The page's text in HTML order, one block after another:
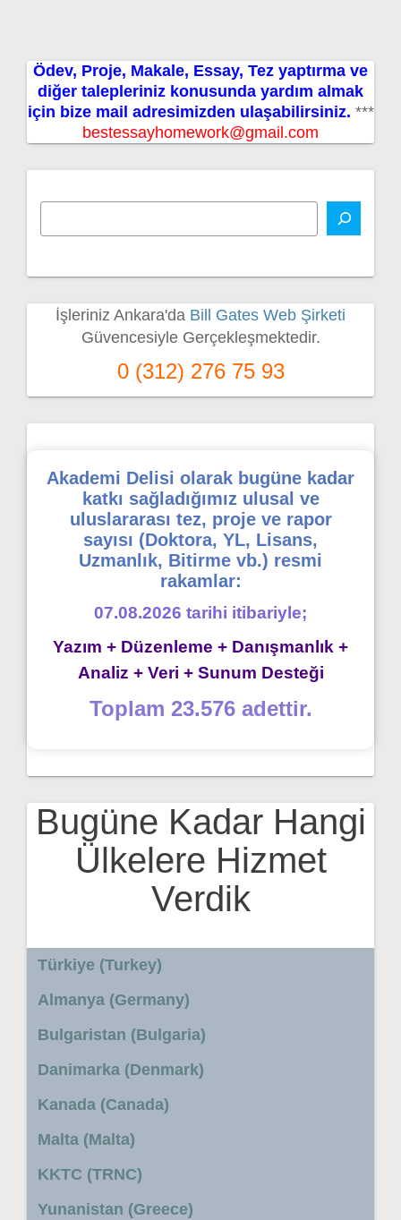
Ödev, Proje, Makale, Essay, Tez yaptırma ve
diğer talepleriniz konusunda yardım almak
için bize mail adresimizden ulaşabilirsiniz. ***
bestessayhomework@gmail.com
İşleriniz Ankara'da Bill Gates Web Şirketi
Güvencesiyle Gerçekleşmektedir.
0 (312) 276 75 93
Akademi Delisi olarak bugüne kadar
katkı sağladığımız ulusal ve
uluslararası tez, proje ve rapor
sayısı (Doktora, YL, Lisans,
Uzmanlık, Bitirme vb.) resmi
rakamlar:
07.08.2026 tarihi itibariyle;
Yazım + Düzenleme + Danışmanlık +
Analiz + Veri + Sunum Desteği
Toplam 23.576 adettir.
Bugüne Kadar Hangi
Ülkelere Hizmet
Verdik
Türkiye (Turkey)
Almanya (Germany)
Bulgaristan (Bulgaria)
Danimarka (Denmark)
Kanada (Canada)
Malta (Malta)
KKTC (TRNC)
Yunanistan (Greece)